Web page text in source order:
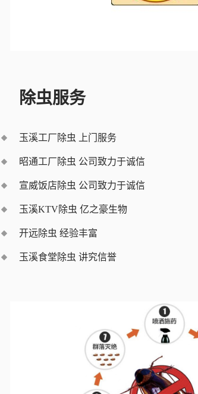
除虫服务
玉溪工厂除虫 上门服务
昭通工厂除虫 公司致力于诚信
宣威饭店除虫 公司致力于诚信
玉溪KTV除虫 亿之豪生物
开远除虫 经验丰富
玉溪食堂除虫 讲究信誉